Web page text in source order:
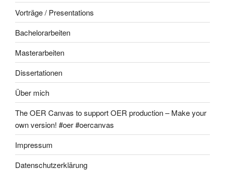
Vorträge / Presentations
Bachelorarbeiten
Masterarbeiten
Dissertationen
Über mich
The OER Canvas to support OER production – Make your
own version! #oer #oercanvas
Impressum
Datenschutzerklärung